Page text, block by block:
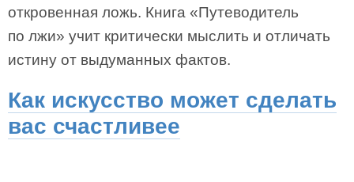
откровенная ложь. Книга «Путеводитель
по лжи» учит критически мыслить и отличать
истину от выдуманных фактов.
Как искусство может сделать
вас счастливее